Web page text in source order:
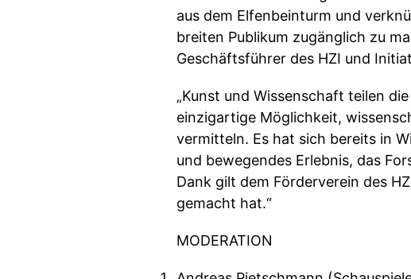
aus dem Elfenbeinturm und
breiten Publikum zugänglich zu
Geschäftsführer des HZI und
„Kunst und Wissenschaft teilen
einzigartige Möglichkeit,
vermitteln. Es hat sich bereits in
und bewegendes Erlebnis, das
Dank gilt dem Förderverein des
gemacht hat.“
MODERATION